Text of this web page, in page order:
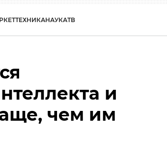
ТЕХНИКАНАУКАТВ
и
чем им